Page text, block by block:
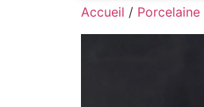
Accueil / Porcelaine